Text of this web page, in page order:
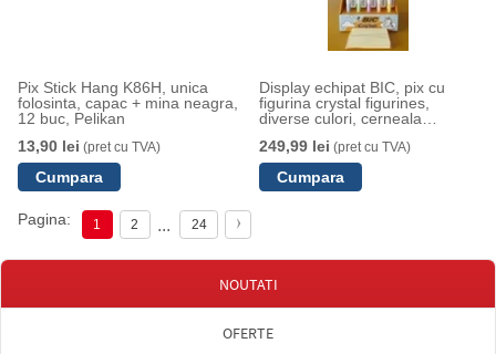
Pix Stick Hang K86H, unica
folosinta, capac + mina neagra,
12 buc, Pelikan
13,90 lei (pret cu TVA)
Display echipat BIC, pix cu
figurina crystal figurines,
diverse culori, cerneala
249,99 lei (pret cu TVA)
Pagina: 1 2 ... 24
NOUTATI
OFERTE